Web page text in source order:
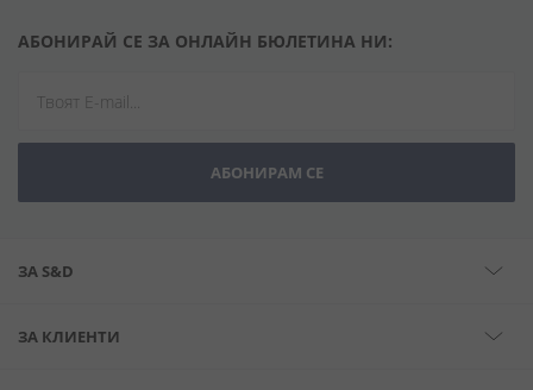
АБОНИРАЙ СЕ ЗА ОНЛАЙН БЮЛЕТИНА НИ:
АБОНИРАМ СЕ
ЗА S&D
ЗА КЛИЕНТИ